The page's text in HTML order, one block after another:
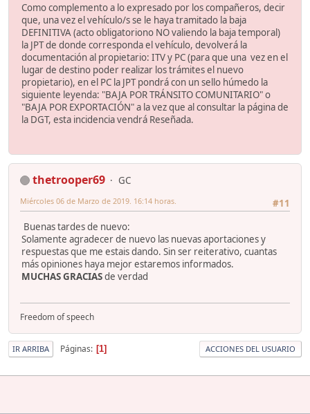
Como complemento a lo expresado por los compañeros, decir
que, una vez el vehículo/s se le haya tramitado la baja
DEFINITIVA (acto obligatoriono NO valiendo la baja temporal)
la JPT de donde corresponda el vehículo, devolverá la
documentación al propietario: ITV y PC (para que una vez en el
lugar de destino poder realizar los trámites el nuevo
propietario), en el PC la JPT pondrá con un sello húmedo la
siguiente leyenda: "BAJA POR TRÁNSITO COMUNITARIO" o
"BAJA POR EXPORTACIÓN" a la vez que al consultar la página de
la DGT, esta incidencia vendrá Reseñada.
thetrooper69
GC
#11
Miércoles 06 de Marzo de 2019. 16:14 horas.
Buenas tardes de nuevo:
Solamente agradecer de nuevo las nuevas aportaciones y
respuestas que me estais dando. Sin ser reiterativo, cuantas
más opiniones haya mejor estaremos informados.
MUCHAS GRACIASde verdad
Freedom of speech
IR ARRIBA Páginas 1 ACCIONES DEL USUARIO